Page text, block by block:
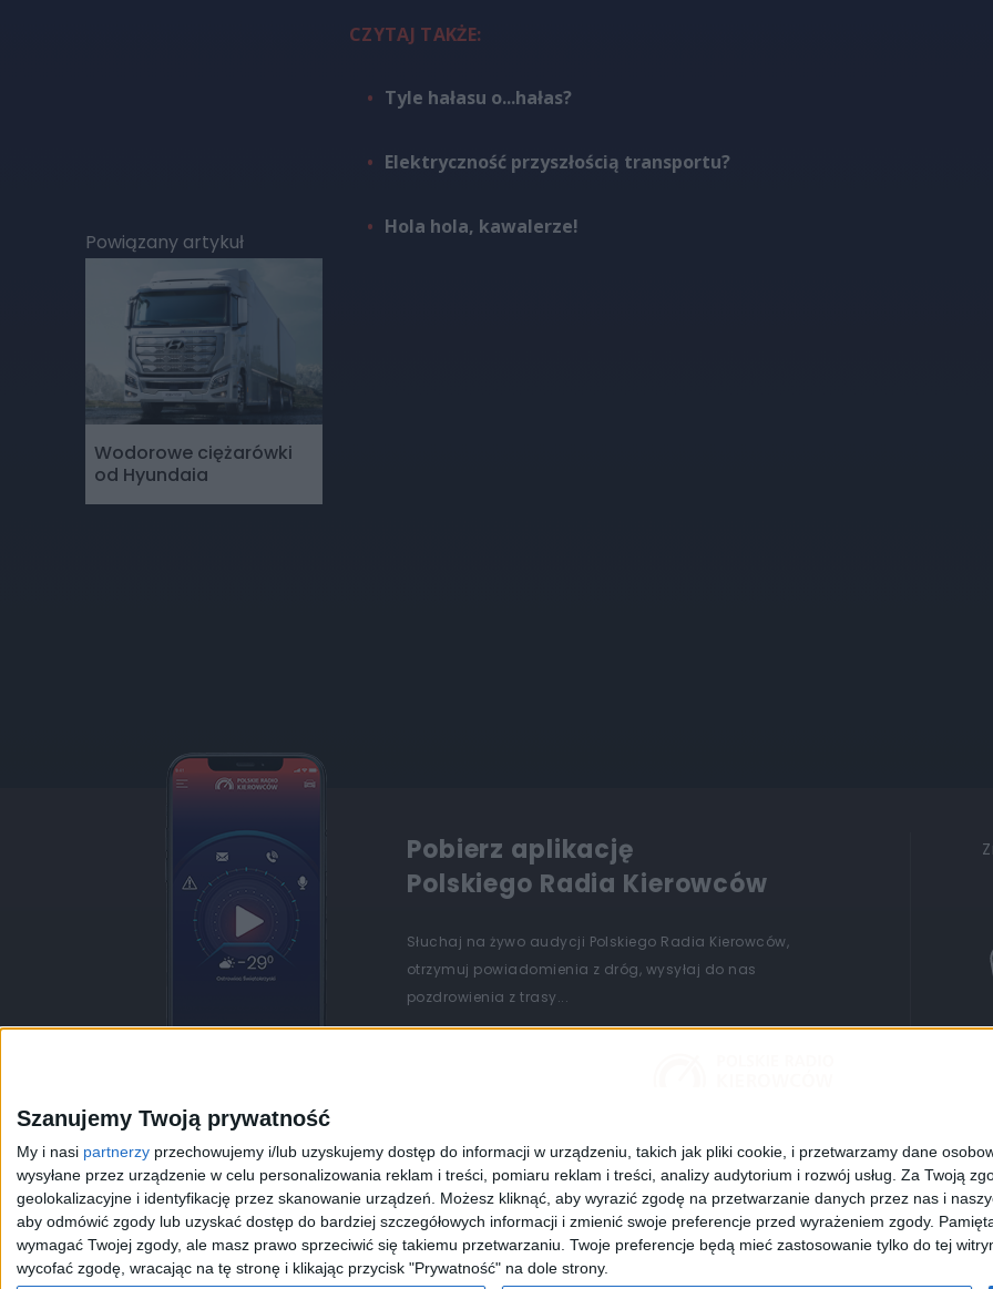
Szanujemy Twoją prywatność
My i nasi partnerzy przechowujemy i/lub uzyskujemy dostęp do informacji w urządzeniu, takich jak pliki cookie, i przetwarzamy dane
wysyłane przez urządzenie w celu personalizowania reklam i treści, pomiaru reklam i treści, analizy audytorium i rozwój usług. Za Twoją
geolokalizacyjne i identyfikację przez skanowanie urządzeń. Możesz kliknąć, aby wyrazić zgodę na przetwarzanie danych przez nas i
aby odmówić zgody lub uzyskać dostęp do bardziej szczegółowych informacji i zmienić swoje preferencje przed wyrażeniem zgody.
wymagać Twojej zgody, ale masz prawo sprzeciwić się takiemu przetwarzaniu. Twoje preferencje będą mieć zastosowanie tylko do tej
wycofać zgodę, wracając na tę stronę i klikając przycisk "Prywatność" na dole strony.
Powiązany artykuł
Wodorowe ciężarówki
od Hyundaia
CZYTAJ TAKŻE:
Tyle hałasu o...hałas?
Elektryczność przyszłością transportu?
Hola hola, kawalerze!
Pobierz aplikację
Polskiego Radia Kierowców
Słuchaj na żywo audycji Polskiego Radia Kierowców,
otrzymuj powiadomienia z dróg, wysyłaj do nas
pozdrowienia z trasy...
JEDYNKA TRÓJKA CZWÓRKA POLSKIE RADIO 24 RADIO POLAND POLSKIE RADIO